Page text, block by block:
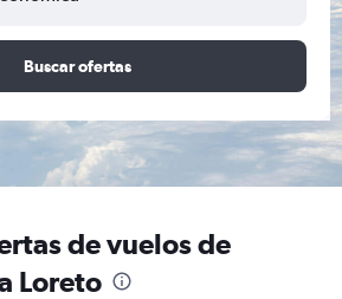
Buscar ofertas
de vuelos de
Loreto